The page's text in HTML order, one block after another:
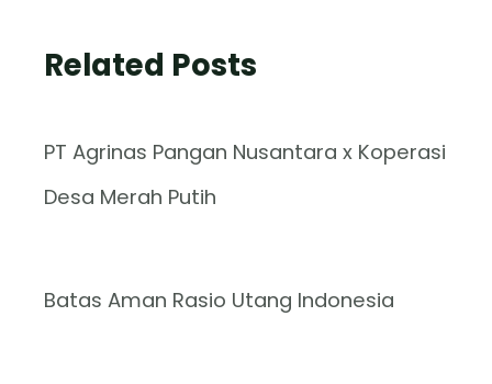
Related Posts
PT Agrinas Pangan Nusantara x Koperasi
Desa Merah Putih
Batas Aman Rasio Utang Indonesia